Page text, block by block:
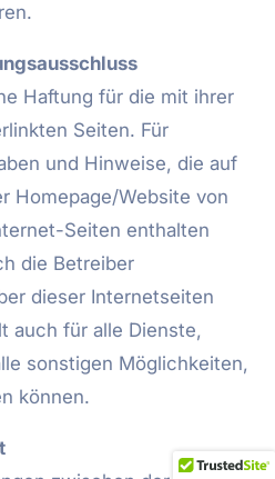
Haftung für die mit ihrer
Seiten. Für
und Hinweise, die auf
Homepage/Website von
Seiten enthalten
die Betreiber
dieser Internetseiten
auch für alle Dienste,
sonstigen Möglichkeiten,
können.